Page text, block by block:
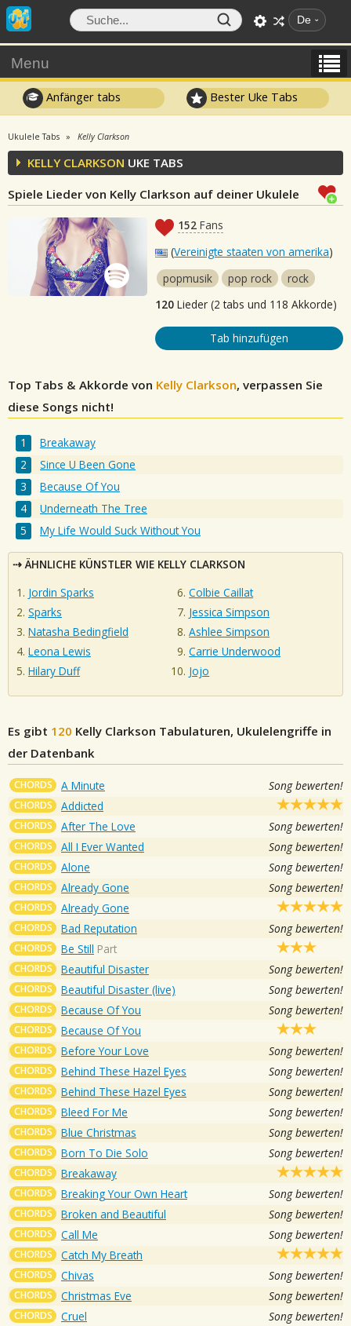
De
Menu
Anfänger tabs Bester Uke Tabs
Ukulele Tabs Kelly Clarkson
KELLY CLARKSON UKE TABS
Spiele Lieder von Kelly Clarkson auf deiner Ukulele
152 Fans
(Vereinigte staaten von amerika)
popmusik
pop rock
rock
120 Lieder (2 tabs und 118 Akkorde)
Tab hinzufügen
Top Tabs & Akkorde von Kelly Clarkson, verpassen Sie
diese Songs nicht!
Breakaway
Since U Been Gone
Because Of You
Underneath The Tree
My Life Would Suck Without You
ÄHNLICHE KÜNSTLER WIE KELLY CLARKSON
Jordin Sparks
Sparks
Natasha Bedingfield
Leona Lewis
Hilary Duff
Colbie Caillat
Jessica Simpson
Ashlee Simpson
Carrie Underwood
Jojo
Es gibt 120 Kelly Clarkson Tabulaturen, Ukulelengriffe in
der Datenbank
CHORDS A Minute Song bewerten!
CHORDS Addicted
CHORDS After The Love Song bewerten!
CHORDS All I Ever Wanted Song bewerten!
CHORDS Alone Song bewerten!
CHORDS Already Gone Song bewerten!
CHORDS Already Gone
CHORDS Bad Reputation Song bewerten!
CHORDS Be Still Part
CHORDS Beautiful Disaster Song bewerten!
CHORDS Beautiful Disaster (live) Song bewerten!
CHORDS Because Of You Song bewerten!
CHORDS Because Of You
CHORDS Before Your Love Song bewerten!
CHORDS Behind These Hazel Eyes Song bewerten!
CHORDS Behind These Hazel Eyes Song bewerten!
CHORDS Bleed For Me Song bewerten!
CHORDS Blue Christmas Song bewerten!
CHORDS Born To Die Solo Song bewerten!
CHORDS Breakaway
CHORDS Breaking Your Own Heart Song bewerten!
CHORDS Broken and Beautiful Song bewerten!
CHORDS Call Me Song bewerten!
CHORDS Catch My Breath
CHORDS Chivas Song bewerten!
CHORDS Christmas Eve Song bewerten!
CHORDS Cruel Song bewerten!